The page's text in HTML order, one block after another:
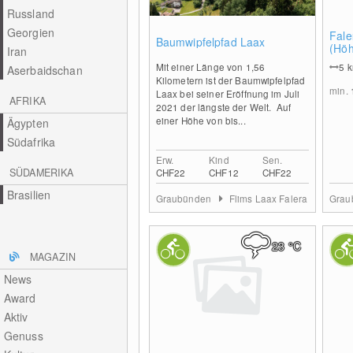
Russland
Georgien
Iran
Aserbaidschan
AFRIKA
Ägypten
Südafrika
SÜDAMERIKA
Brasilien
MAGAZIN
News
Award
Aktiv
Genuss
Baumwipfelpfad Laax
Mit einer Länge von 1,56
Kilometern ist der Baumwipfelpfad
Laax bei seiner Eröffnung im Juli
2021 der längste der Welt. Auf
einer Höhe von bis...
Erw.
CHF22
Kind
CHF12
Sen.
CHF22
Graubünden Flims Laax Falera
5
min.
23°C